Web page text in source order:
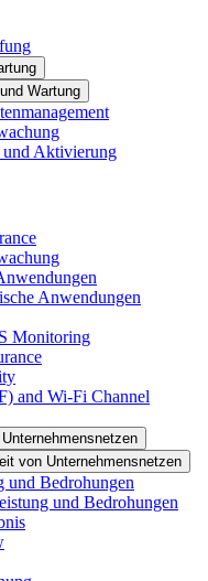
Wartung
und Aktivierung
Anwendungen
Monitoring
and Wi-Fi Channel
von Unternehmensnetzen
und Bedrohungen
und Bedrohungen